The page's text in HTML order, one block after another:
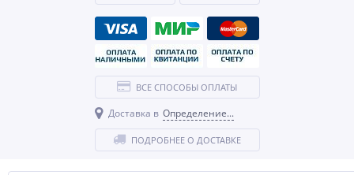
ВСЕ СПОСОБЫ ОПЛАТЫ
Доставка в Определение...
ПОДРОБНЕЕ О ДОСТАВКЕ